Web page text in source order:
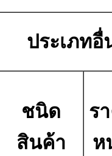
ประเภทอื่
ชนิด
สินค้า
ร
ห